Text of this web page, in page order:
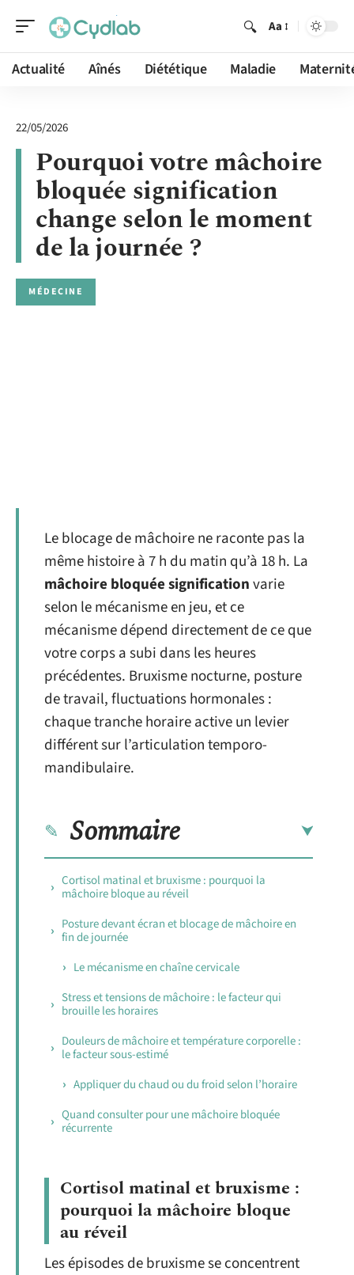
Aa
Actualité Aînés Diététique Maladie
22/05/2026
Pourquoi votre mâchoire
bloquée signification
change selon le moment
de la journée ?
MÉDECINE
Le blocage de mâchoire ne raconte pas la
même histoire à 7 h du matin qu’à 18 h. La
mâchoire bloquée significationvarie
selon le mécanisme en jeu, et ce
mécanisme dépend directement de ce que
votre corps a subi dans les heures
précédentes. Bruxisme nocturne, posture
de travail, fluctuations hormonales :
chaque tranche horaire active un levier
différent sur l’articulation temporo-
mandibulaire.
Sommaire
Cortisol matinal et bruxisme : pourquoi la
mâchoire bloque au réveil
Posture devant écran et blocage de mâchoire en
fin de journée
Le mécanisme en chaîne cervicale
Stress et tensions de mâchoire : le facteur qui
brouille les horaires
Douleurs de mâchoire et température corporelle :
le facteur sous-estimé
Appliquer du chaud ou du froid selon l’horaire
Quand consulter pour une mâchoire bloquée
récurrente
Cortisol matinal et bruxisme :
pourquoi la mâchoire bloque
au réveil
Les épisodes de bruxisme se concentrent